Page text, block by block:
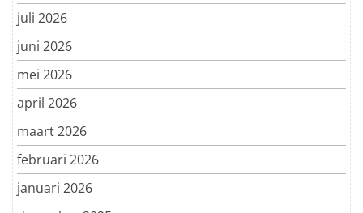
juli 2026
juni 2026
mei 2026
april 2026
maart 2026
februari 2026
januari 2026